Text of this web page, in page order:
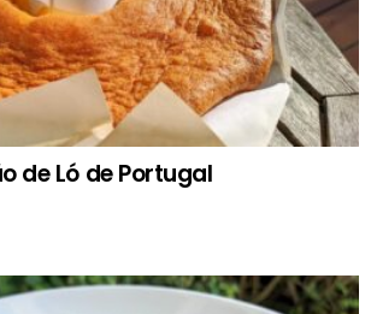
de Ló de Portugal